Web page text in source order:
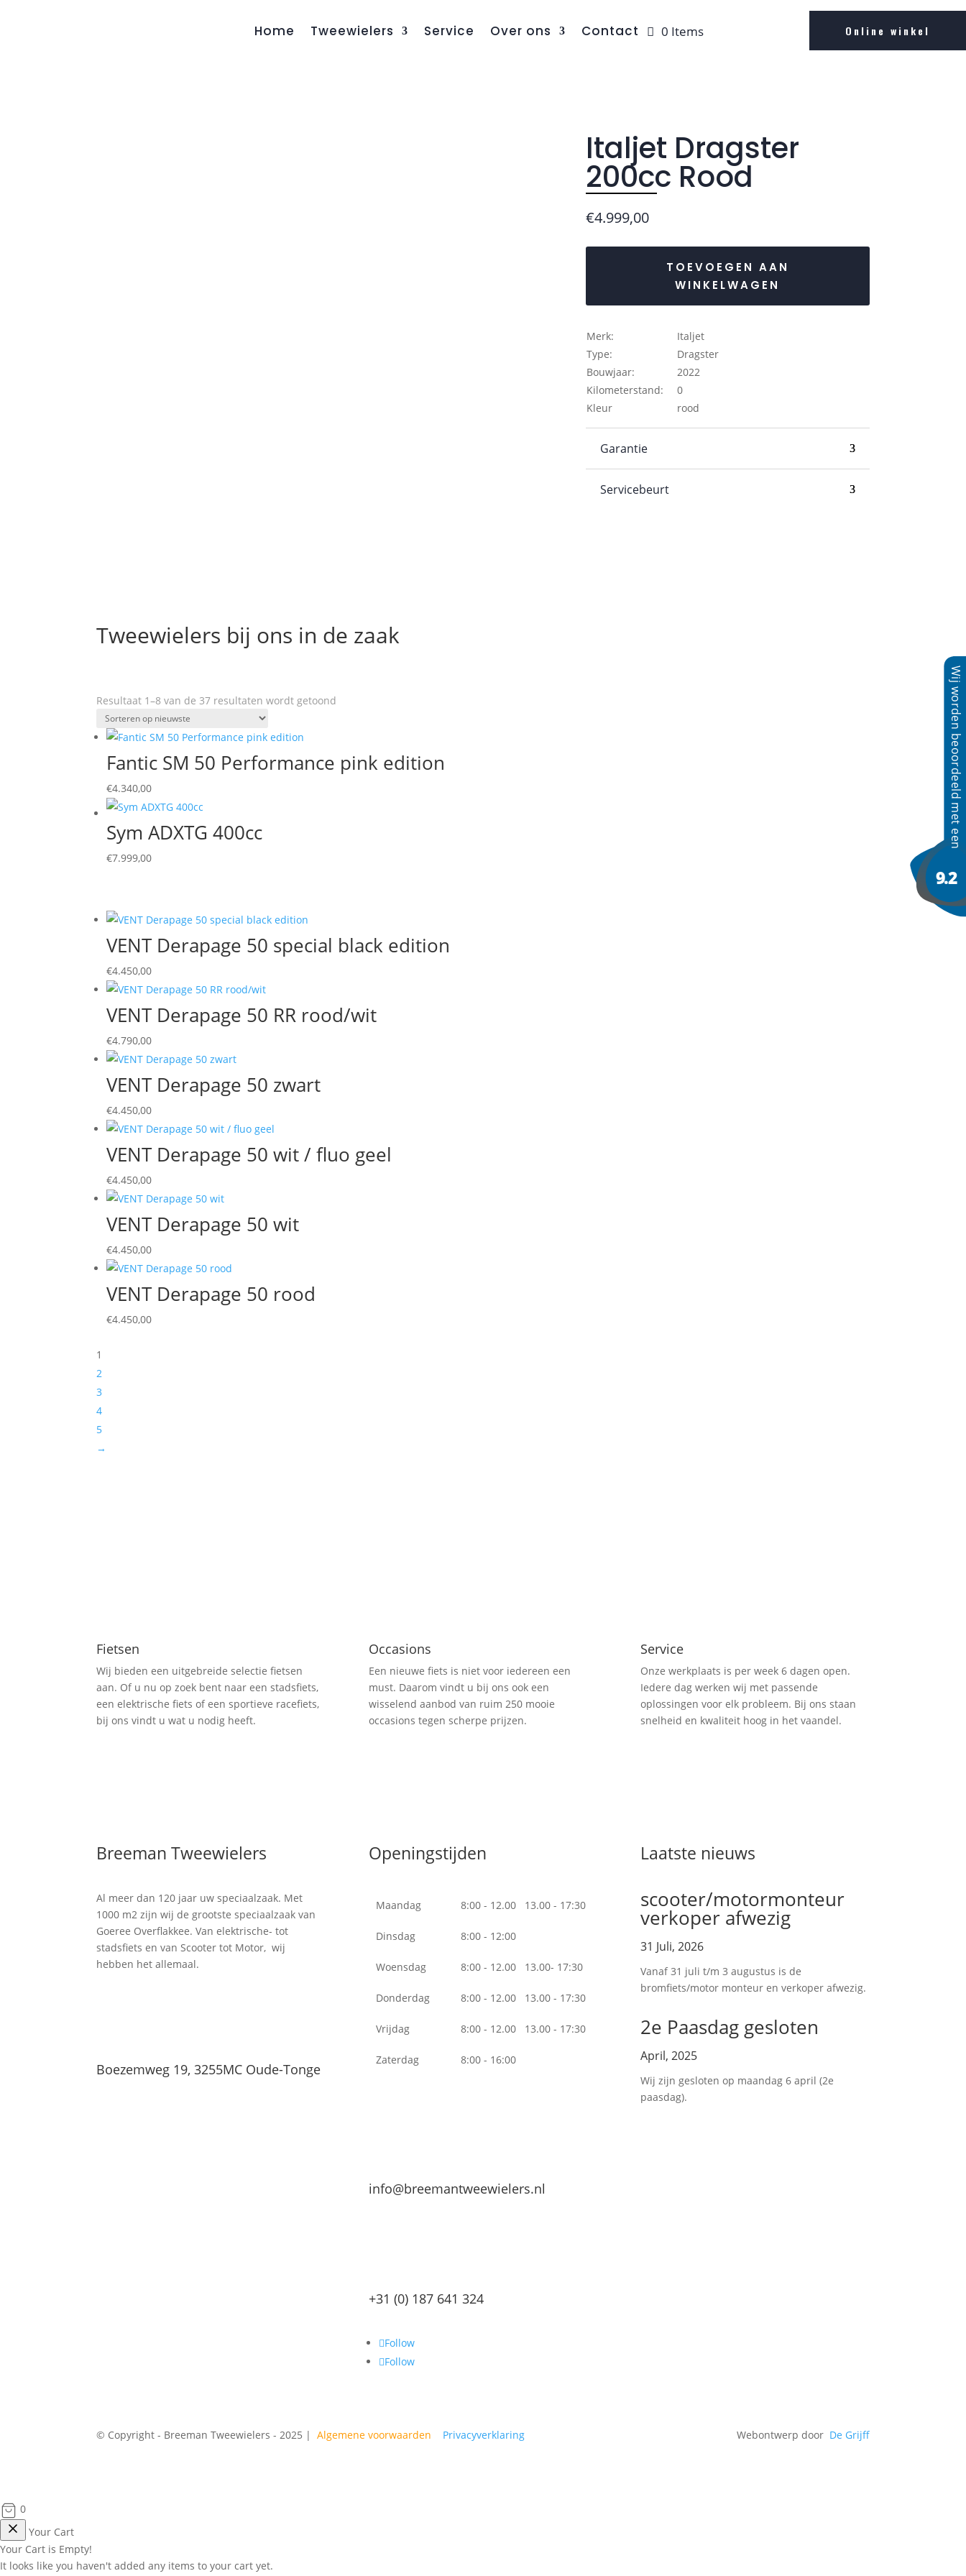
Home Tweewielers Service Over ons Contact 0 Items Online winkel
Italjet Dragster
200cc Rood
€4.999,00
TOEVOEGEN AAN
WINKELWAGEN
Merk:
Italjet
Type:
Dragster
Bouwjaar:
2022
Kilometerstand:
0
Kleur
rood
Garantie
Servicebeurt
Tweewielers bij ons in de zaak
Resultaat 1–8 van de 37 resultaten wordt getoond
Fantic SM 50 Performance pink edition
€4.340,00
Sym ADXTG 400cc
€7.999,00
VENT Derapage 50 special black edition
€4.450,00
VENT Derapage 50 RR rood/wit
€4.790,00
VENT Derapage 50 zwart
€4.450,00
VENT Derapage 50 wit / fluo geel
€4.450,00
VENT Derapage 50 wit
€4.450,00
VENT Derapage 50 rood
€4.450,00
1
2
3
4
5
→
Fietsen
Wij bieden een uitgebreide selectie fietsen
aan. Of u nu op zoek bent naar een stadsfiets,
een elektrische fiets of een sportieve racefiets,
bij ons vindt u wat u nodig heeft.
Occasions
Een nieuwe fiets is niet voor iedereen een
must. Daarom vindt u bij ons ook een
wisselend aanbod van ruim 250 mooie
occasions tegen scherpe prijzen.
Service
Onze werkplaats is per week 6 dagen open.
Iedere dag werken wij met passende
oplossingen voor elk probleem. Bij ons staan
snelheid en kwaliteit hoog in het vaandel.
Breeman Tweewielers
Al meer dan 120 jaar uw speciaalzaak. Met
1000 m2 zijn wij de grootste speciaalzaak van
Goeree Overflakkee. Van elektrische- tot
stadsfiets en van Scooter tot Motor, wij
hebben het allemaal.
Boezemweg 19, 3255MC Oude-Tonge
Openingstijden
Maandag 8:00 - 12.00 13.00 - 17:30
Dinsdag 8:00 - 12:00
Woensdag 8:00 - 12.00 13.00- 17:30
Donderdag 8:00 - 12.00 13.00 - 17:30
Vrijdag 8:00 - 12.00 13.00 - 17:30
Zaterdag 8:00 - 16:00
info@breemantweewielers.nl
+31 (0) 187 641 324
Follow
Follow
Laatste nieuws
scooter/motormonteur
verkoper afwezig
31 Juli, 2026
Vanaf 31 juli t/m 3 augustus is de
bromfiets/motor monteur en verkoper afwezig.
2e Paasdag gesloten
April, 2025
Wij zijn gesloten op maandag 6 april (2e
paasdag).
© Copyright - Breeman Tweewielers - 2025 |Algemene voorwaarden Privacyverklaring Webontwerp door De Grijff
0
Your Cart
Your Cart is Empty!
It looks like you haven't added any items to your cart yet.